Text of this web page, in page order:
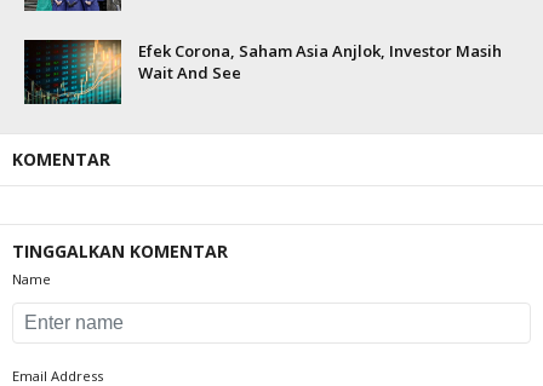
Efek Corona, Saham Asia Anjlok, Investor Masih
Wait And See
KOMENTAR
TINGGALKAN KOMENTAR
Name
Email Address